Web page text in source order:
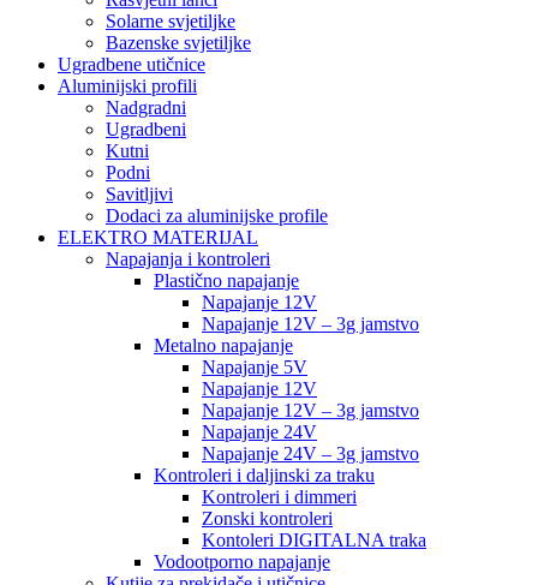
Solarne svjetiljke
Bazenske svjetiljke
Ugradbene utičnice
Aluminijski profili
Nadgradni
Ugradbeni
Kutni
Podni
Savitljivi
Dodaci za aluminijske profile
ELEKTRO MATERIJAL
Napajanja i kontroleri
Plastično napajanje
Napajanje 12V
Napajanje 12V – 3g jamstvo
Metalno napajanje
Napajanje 5V
Napajanje 12V
Napajanje 12V – 3g jamstvo
Napajanje 24V
Napajanje 24V – 3g jamstvo
Kontroleri i daljinski za traku
Kontroleri i dimmeri
Zonski kontroleri
Kontoleri DIGITALNA traka
Vodootporno napajanje